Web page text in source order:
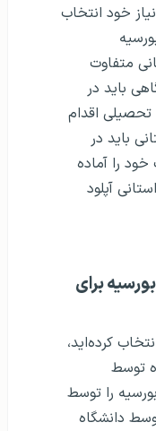
خود انتخاب
متفاوت
باید در
اقدام
باید در
را آماده
آپلود
برای
کرده‌اید،
توسط
را توسط
دانشگاه